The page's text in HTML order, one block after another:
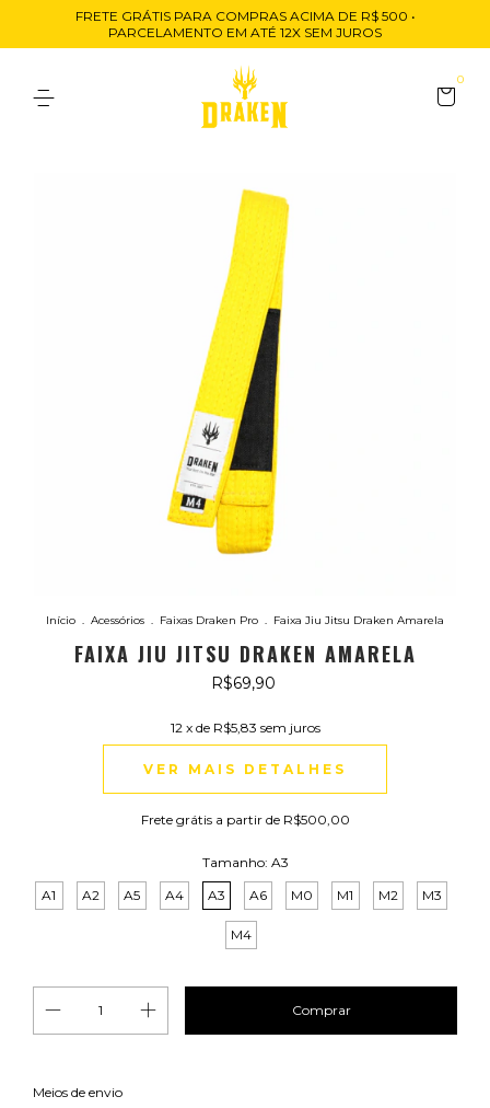
FRETE GRÁTIS PARA COMPRAS ACIMA DE R$ 500 •
PARCELAMENTO EM ATÉ 12X SEM JUROS
0
Início . Acessórios . Faixas Draken Pro . Faixa Jiu Jitsu Draken Amarela
FAIXA JIU JITSU DRAKEN AMARELA
R$69,90
12 x de R$5,83 sem juros
VER MAIS DETALHES
Frete grátis a partir de R$500,00
Tamanho: A3
A1
A2 A5 A4 A3 A6 M0 M1 M2 M3
M4
Entregas para o CEP:
Meios de envio